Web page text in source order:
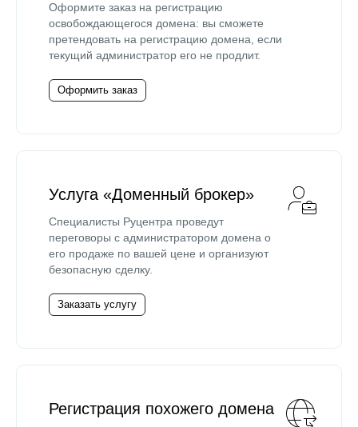
Оформите заказ на регистрацию
освобождающегося домена: вы сможете
претендовать на регистрацию домена, если
текущий администратор его не продлит.
Оформить заказ
Услуга «Доменный брокер»
Специалисты Руцентра проведут
переговоры с администратором домена о
его продаже по вашей цене и организуют
безопасную сделку.
Заказать услугу
Регистрация похожего домена